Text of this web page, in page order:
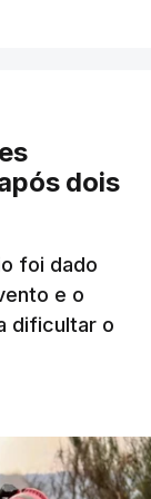
com
sobre se é
dois
foi dado
e o
dificultar o